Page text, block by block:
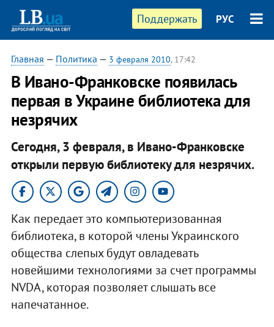
Поддержать РУС
Главная — Политика — 3 февраля 2010, 17:42
В Ивано-Франковске появилась
первая в Украине библиотека для
незрячих
Сегодня, 3 февраля, в Ивано-Франковске
открыли первую библиотеку для незрячих.
Как передает это компьютеризованная
библиотека, в которой члены Украинского
общества слепых будут овладевать
новейшими технологиями за счет программы
NVDA, которая позволяет слышать все
напечатанное.